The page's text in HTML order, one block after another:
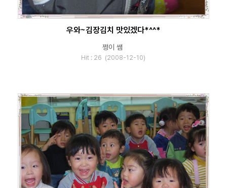
우와~김장김치 맛있겠다*^^*
쩡이 쌤
Hit : 26 (2008-12-10)